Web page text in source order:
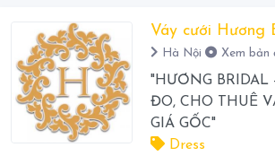
Váy cưới Hương
Hà Nội Xem bản
"HƯƠNG BRIDAL
ĐO, CHO THUÊ
GIÁ GỐC"
Dress